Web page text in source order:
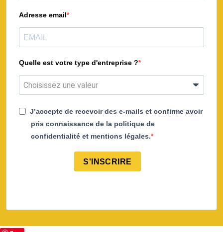
Adresse email
Quelle est votre type d'entreprise ?
J’accepte de recevoir des e-mails et confirme avoir
pris connaissance de la politique de
confidentialité et mentions légales.
S'INSCRIRE